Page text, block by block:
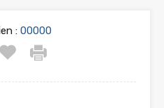
:00000